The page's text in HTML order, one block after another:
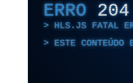
ERRO 204
HLS.JS FATAL
ESTE CONTEÚDO